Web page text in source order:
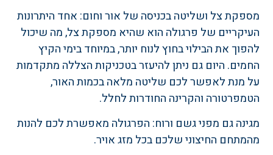
מספקת צל ושליטה בכניסה של אור וחום: אחד היתרונות
העיקריים של פרגולה הוא שהיא מספקת צל, מה שיכול
להפוך את הבילוי בחוץ לנוח יותר, במיוחד בימי הקיץ
החמים. היום גם ניתן להיעזר בטכניקות הצללה מתקדמות
על מנת לאפשר לכם שליטה מלאה בכמות האור,
הטמפרטורה והקרינה החודרות לחלל.
מגינה גם מפני גשם ורוח: הפרגולה מאפשרת לכם להנות
מהמתחם החיצוני שלכם בכל מזג אויר.